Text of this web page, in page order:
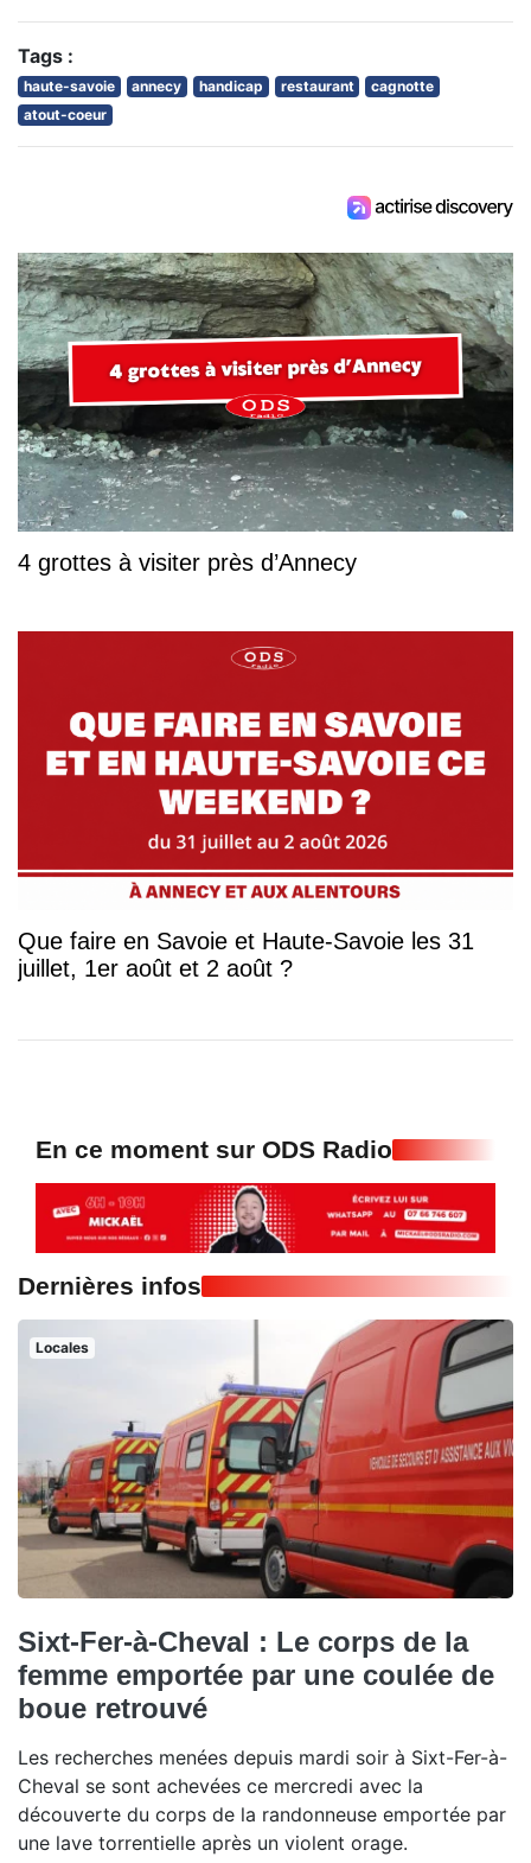
Tags :
haute-savoie annecy handicap restaurant
cagnotte
atout-coeur
4 grottes à visiter près d’Annecy
Que faire en Savoie et Haute-Savoie les 31
juillet, 1er août et 2 août ?
En ce moment sur ODS Radio
Dernières infos
Locales
Sixt-Fer-à-Cheval : Le corps de la
femme emportée par une coulée de
boue retrouvé
Les recherches menées depuis mardi soir à Sixt-Fer-à-
Cheval se sont achevées ce mercredi avec la
découverte du corps de la randonneuse emportée par
une lave torrentielle après un violent orage.